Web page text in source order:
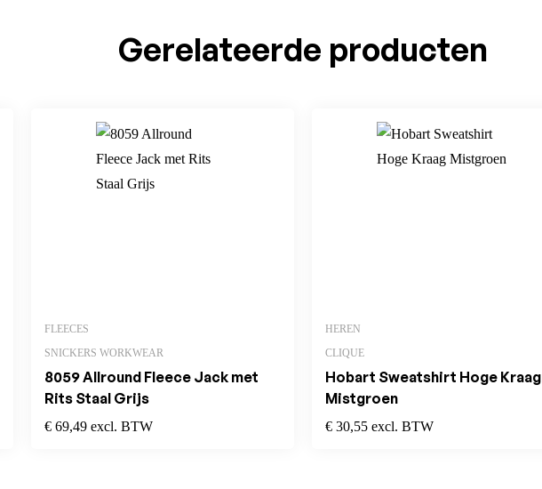
Gerelateerde producten
FLEECES
SNICKERS WORKWEAR
8059 Allround Fleece Jack met
Rits Staal Grijs
€ 69,49 excl. BTW
HEREN
CLIQUE
Hobart Sweatshirt Hoge Kraag
Mistgroen
€ 30,55 excl. BTW